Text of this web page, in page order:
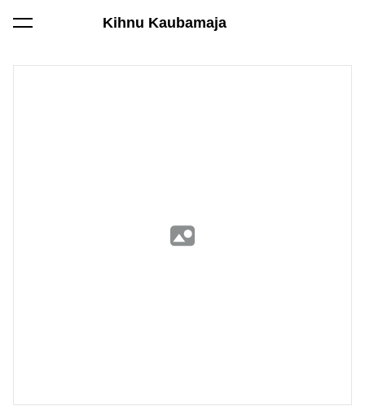
Kihnu Kaubamaja
lisati ostukorvi. Vaata ostukorvi